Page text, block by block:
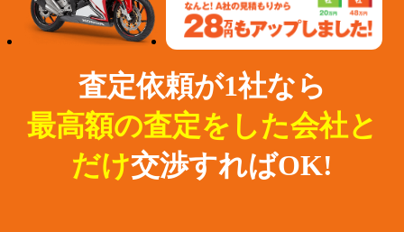
査定依頼が1社なら
最高額の査定をした会社と
だけ交渉すればOK!